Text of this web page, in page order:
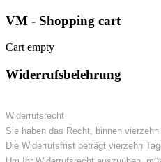
VM - Shopping cart
Cart empty
Widerrufsbelehrung
Widerrufsrecht
Sie haben das Recht, binnen
Die Widerrufsfrist beträgt vierzehn